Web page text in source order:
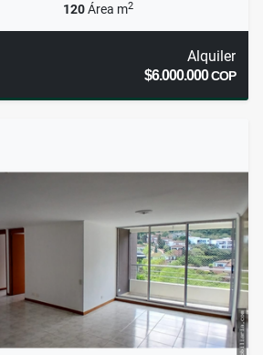
120Área m2
Alquiler
$6.000.000COP